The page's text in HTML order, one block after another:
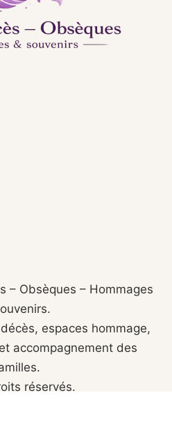
– Obsèques – Hommages
espaces hommage,
accompagnement des
réservés.